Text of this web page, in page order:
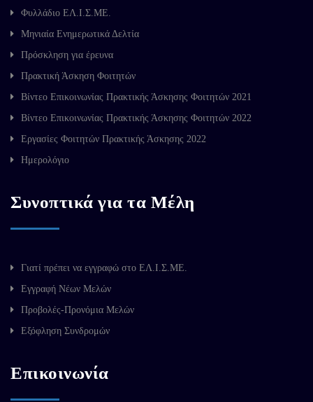
Φυλλάδιο ΕΛ.Ι.Σ.ΜΕ.
Μηνιαία Ενημερωτικά Δελτία
Πρόσκληση για έρευνα
Πρακτική Άσκηση Φοιτητών
Βίντεο Επικοινωνίας Πρακτικής Άσκησης Φοιτητών 2021
Βίντεο Επικοινωνίας Πρακτικής Άσκησης Φοιτητών 2022
Εργασίες Φοιτητών Πρακτικής Άσκησης 2022
Ημερολόγιο
Συνοπτικά για τα Μέλη
Γιατί πρέπει να εγγραφώ στο ΕΛ.Ι.Σ.ΜΕ.
Εγγραφή Νέων Μελών
Προβολές-Προνόμια Μελών
Εξόφληση Συνδρομών
Επικοινωνία